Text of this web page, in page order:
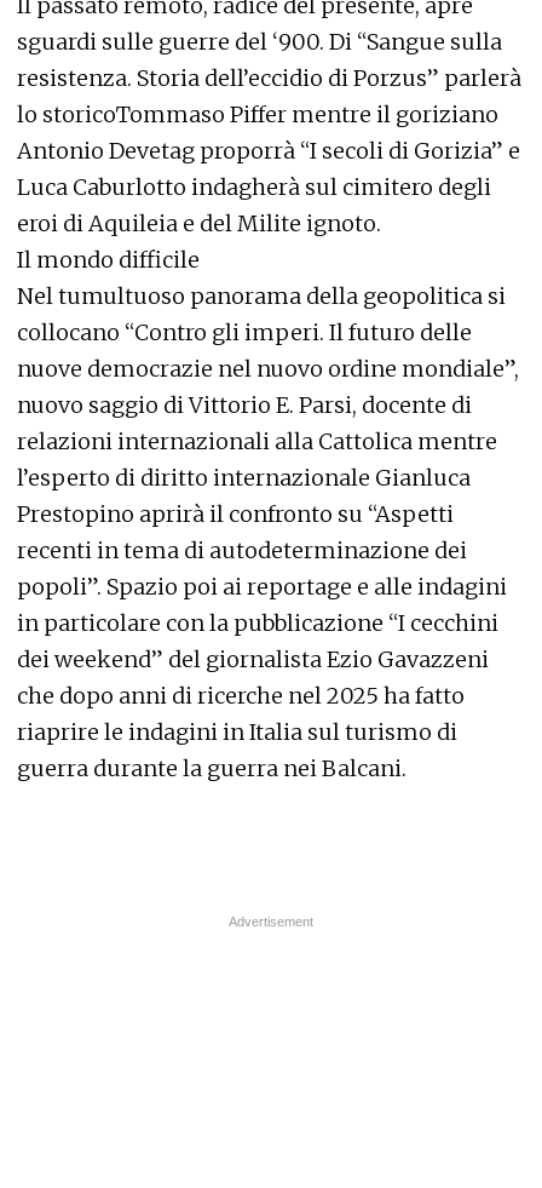
sguardi sulle guerre del ‘900. Di “Sangue sulla
resistenza. Storia dell’eccidio di Porzus” parlerà
lo storicoTommaso Piffer mentre il goriziano
Antonio Devetag proporrà “I secoli di Gorizia” e
Luca Caburlotto indagherà sul cimitero degli
eroi di Aquileia e del Milite ignoto.
Il mondo difficile
Nel tumultuoso panorama della geopolitica si
collocano “Contro gli imperi. Il futuro delle
nuove democrazie nel nuovo ordine mondiale”,
nuovo saggio di Vittorio E. Parsi, docente di
relazioni internazionali alla Cattolica mentre
l’esperto di diritto internazionale Gianluca
Prestopino aprirà il confronto su “Aspetti
recenti in tema di autodeterminazione dei
popoli”. Spazio poi ai reportage e alle indagini
in particolare con la pubblicazione “I cecchini
dei weekend” del giornalista Ezio Gavazzeni
che dopo anni di ricerche nel 2025 ha fatto
riaprire le indagini in Italia sul turismo di
guerra durante la guerra nei Balcani.